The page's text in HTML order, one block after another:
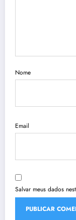
Nome
Email
Salvar meus dados